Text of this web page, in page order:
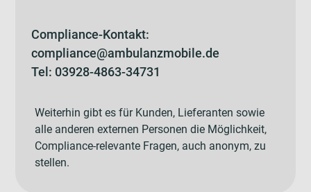
Compliance-Kontakt:
compliance@ambulanzmobile.de
Tel: 03928-4863-34731
Weiterhin gibt es für Kunden, Lieferanten sowie
alle anderen externen Personen die Möglichkeit,
Compliance-relevante Fragen, auch anonym, zu
stellen.